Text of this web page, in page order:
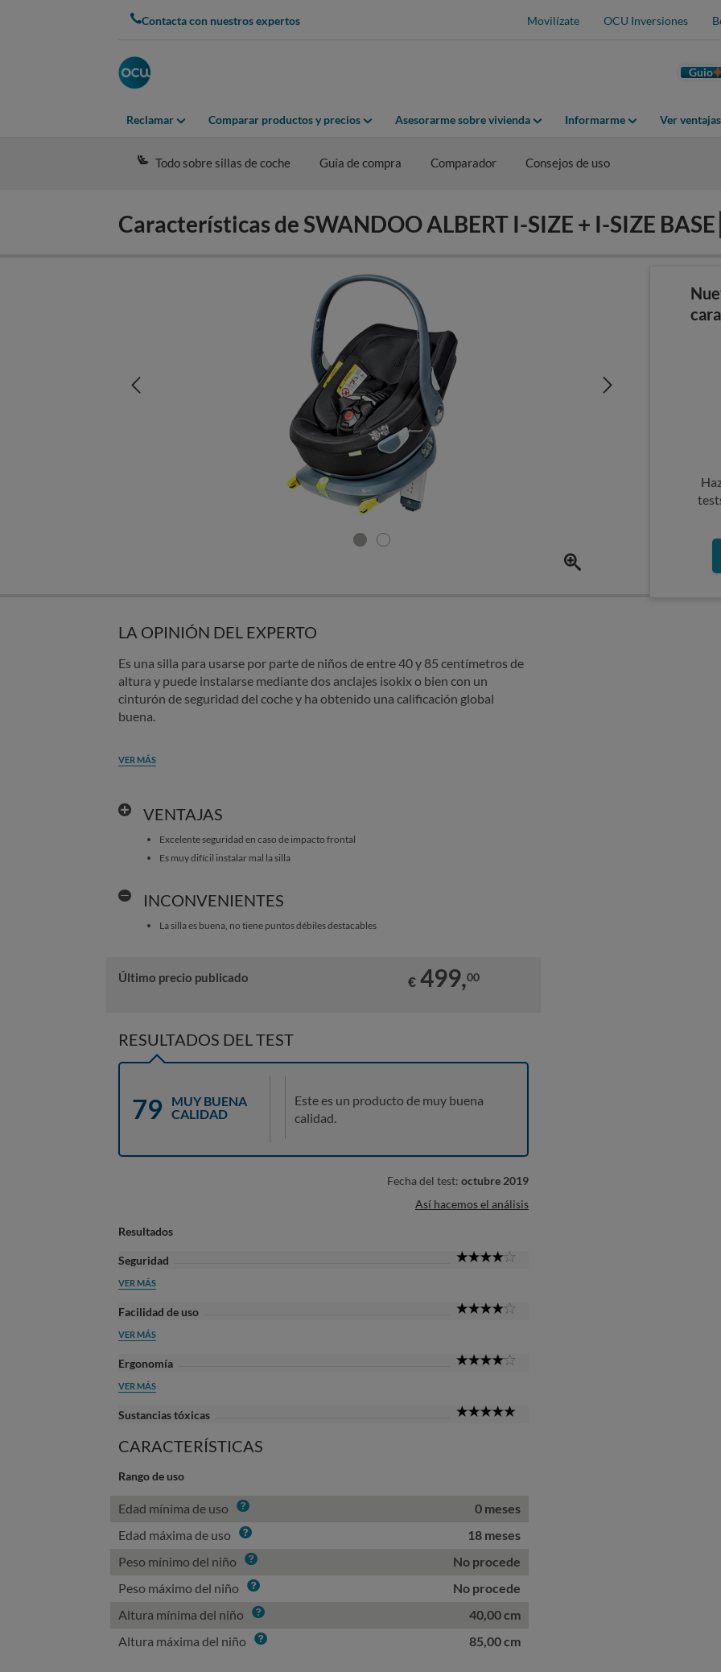
Contacta con nuestros expertos Movilízate OCU Inversiones
Guio
Reclamar Comparar productos y precios Asesorarme sobre vivienda Informarme Ver
Todo sobre sillas de coche Guía de compra Comparador Consejos de uso
Características de SWANDOO ALBERT I-SIZE + I-SIZE BASE
LA OPINIÓN DEL EXPERTO
Es una silla para usarse por parte de niños de entre 40 y 85 centímetros de
altura y puede instalarse mediante dos anclajes isokix o bien con un
cinturón de seguridad del coche y ha obtenido una calificación global
buena.
VER MÁS
VENTAJAS
Excelente seguridad en caso de impacto frontal
Es muy difícil instalar mal la silla
INCONVENIENTES
La silla es buena, no tiene puntos débiles destacables
Último precio publicado € 499,00
RESULTADOS DEL TEST
79
MUY BUENA
CALIDAD
Este es un producto de muy buena
calidad.
Fecha del test: octubre 2019
Así hacemos el análisis
Resultados
Seguridad
VER MÁS
Facilidad de uso
VER MÁS
Ergonomía
VER MÁS
Sustancias tóxicas
CARACTERÍSTICAS
Rango de uso
Edad mínima de uso Info
0 meses
Edad máxima de uso Info
18 meses
Peso mínimo del niño Info
No procede
Peso máximo del niño Info
No procede
Altura mínima del niño Info
40,00 cm
Altura máxima del niño Info 85,00 cm